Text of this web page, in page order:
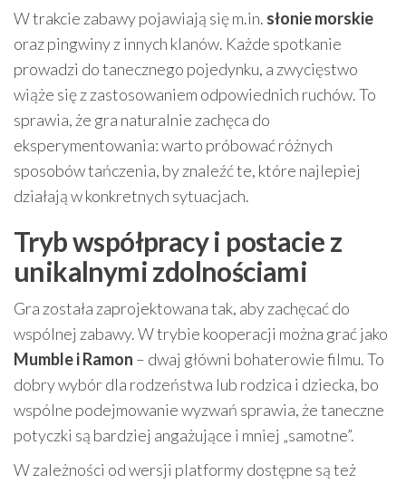
W trakcie zabawy pojawiają się m.in. słonie morskie
oraz pingwiny z innych klanów. Każde spotkanie
prowadzi do tanecznego pojedynku, a zwycięstwo
wiąże się z zastosowaniem odpowiednich ruchów. To
sprawia, że gra naturalnie zachęca do
eksperymentowania: warto próbować różnych
sposobów tańczenia, by znaleźć te, które najlepiej
działają w konkretnych sytuacjach.
Tryb współpracy i postacie z
unikalnymi zdolnościami
Gra została zaprojektowana tak, aby zachęcać do
wspólnej zabawy. W trybie kooperacji można grać jako
Mumble i Ramon – dwaj główni bohaterowie filmu. To
dobry wybór dla rodzeństwa lub rodzica i dziecka, bo
wspólne podejmowanie wyzwań sprawia, że taneczne
potyczki są bardziej angażujące i mniej „samotne”.
W zależności od wersji platformy dostępne są też